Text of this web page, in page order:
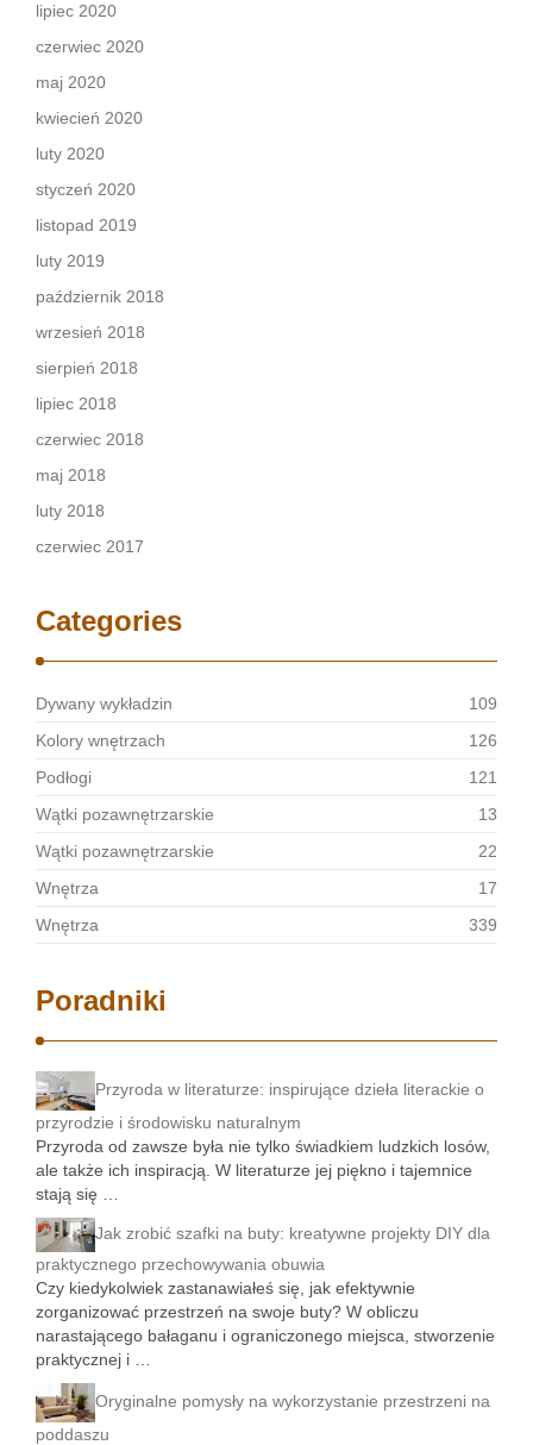
lipiec 2020
czerwiec 2020
maj 2020
kwiecień 2020
luty 2020
styczeń 2020
listopad 2019
luty 2019
październik 2018
wrzesień 2018
sierpień 2018
lipiec 2018
czerwiec 2018
maj 2018
luty 2018
czerwiec 2017
Categories
Dywany wykładzin
109
Kolory wnętrzach
126
Podłogi
121
Wątki pozawnętrzarskie
13
Wątki pozawnętrzarskie
22
Wnętrza
17
Wnętrza
339
Poradniki
Przyroda w literaturze: inspirujące dzieła literackie o
przyrodzie i środowisku naturalnym
Przyroda od zawsze była nie tylko świadkiem ludzkich losów,
ale także ich inspiracją. W literaturze jej piękno i tajemnice
stają się …
Jak zrobić szafki na buty: kreatywne projekty DIY dla
praktycznego przechowywania obuwia
Czy kiedykolwiek zastanawiałeś się, jak efektywnie
zorganizować przestrzeń na swoje buty? W obliczu
narastającego bałaganu i ograniczonego miejsca, stworzenie
praktycznej i …
Oryginalne pomysły na wykorzystanie przestrzeni na
poddaszu